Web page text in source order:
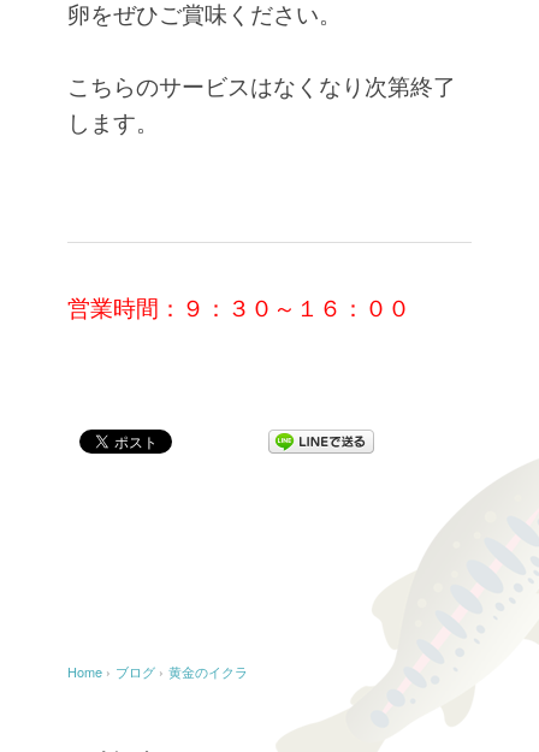
卵をぜひご賞味ください。
こちらのサービスはなくなり次第終了
します。
営業時間：９：３０～１６：００
Home › ブログ › 黄金のイクラ